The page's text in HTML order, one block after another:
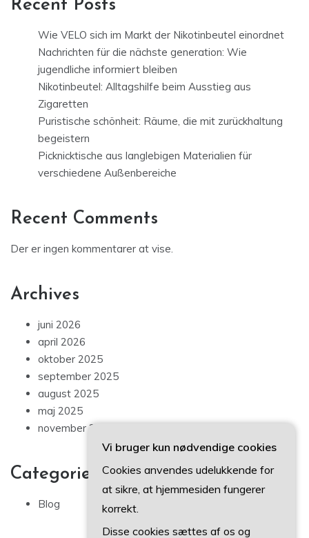
Recent Posts
Wie VELO sich im Markt der Nikotinbeutel einordnet
Nachrichten für die nächste generation: Wie
jugendliche informiert bleiben
Nikotinbeutel: Alltagshilfe beim Ausstieg aus
Zigaretten
Puristische schönheit: Räume, die mit zurückhaltung
begeistern
Picknicktische aus langlebigen Materialien für
verschiedene Außenbereiche
Recent Comments
Der er ingen kommentarer at vise.
Archives
juni 2026
april 2026
oktober 2025
september 2025
august 2025
maj 2025
november 2024
Categories
Blog
Vi bruger kun nødvendige cookies
Cookies anvendes udelukkende for
at sikre, at hjemmesiden fungerer
korrekt.
Disse cookies sættes af os og